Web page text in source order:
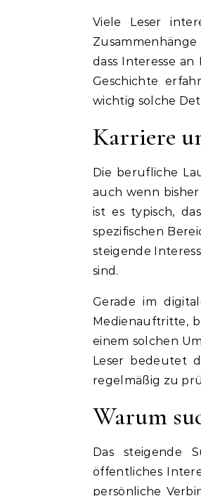
Viele Leser
dass Interesse
Geschichte
wichtig solche
Karriere
Die berufliche
auch wenn
ist es typisch,
spezifischen
steigende
sind.
Gerade im
Medienauftritte,
einem solchen
Leser bedeutet
regelmäßig zu
Warum
Das steigende
öffentliches
persönliche